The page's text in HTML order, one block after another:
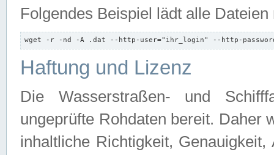
Folgendes Beispiel lädt alle
wget -r -nd -A .dat --http-user="ihr_login" --http-
Haftung und Lizenz
Die Wasserstraßen- und
ungeprüfte Rohdaten bereit. Daher
inhaltliche Richtigkeit,